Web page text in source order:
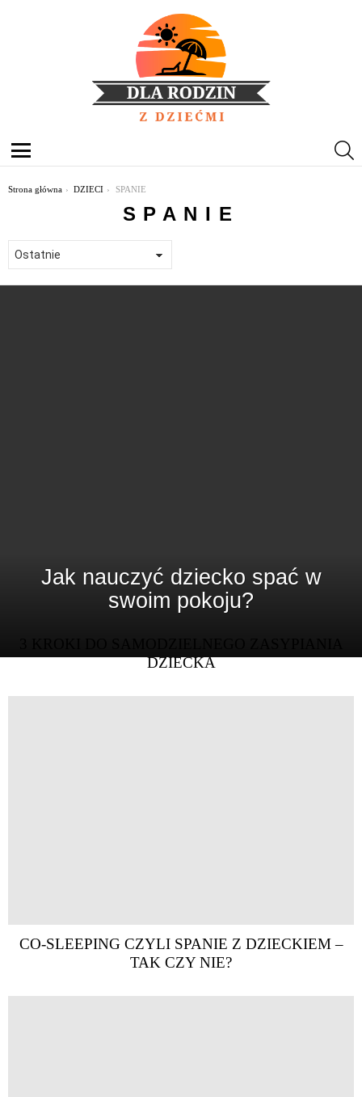
Menu
Jesteś tutaj:
Strona główna DZIECI SPANIE
SPANIE
Jak nauczyć dziecko spać w
swoim pokoju?
DZIECKA
CO-SLEEPING CZYLI SPANIE Z DZIECKIEM –
TAK CZY NIE?